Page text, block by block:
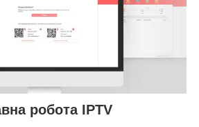
робота IPTV